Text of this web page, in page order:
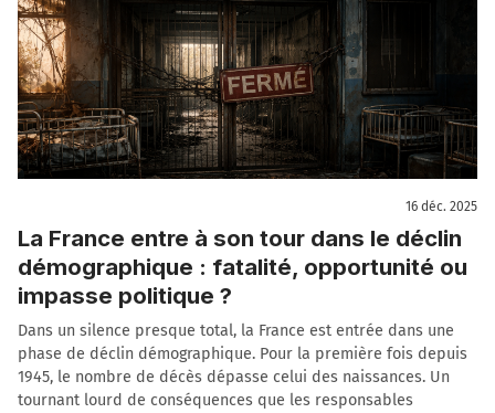
16 déc. 2025
La France entre à son tour dans le déclin
démographique : fatalité, opportunité ou
impasse politique ?
Dans un silence presque total, la France est entrée dans une
phase de déclin démographique. Pour la première fois depuis
1945, le nombre de décès dépasse celui des naissances. Un
tournant lourd de conséquences que les responsables